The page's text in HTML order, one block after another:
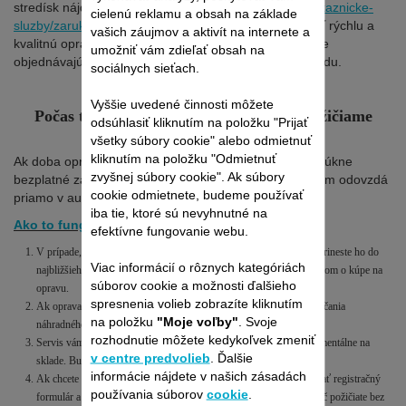
stredísk nájdete na adrese
https://www.rowenta.sk/zakaznicke-
sluzby/zaruka-opravy/opravy
. Aby bolo možné vykonať rýchlu a
kvalitnú opravu, autorizované servisné strediská denne
objednávajú náhradné diely priamo z centrálneho skladu.
Počas trvania záručnej opravy vám zapožičiame
náhradný vysávač.
Ak doba opravy bude dlhšia ako 7 dní, servis vám ponúkne
bezplatné zapožičanie náhradného vysávača, ktorý vám odovzdá
priamo v autorizovanom servisnom stredisku.
Ako to funguje:
V prípade, že váš zakúpený vysávač Rowenta prestane fungovať, prineste ho do
najbližšieho autorizovaného servisného strediska Rowenta s dokladom o kúpe na
opravu.
Ak oprava trvá dlhšie ako 7 dní, servis vám ponúkne službu zapožičania
náhradného vysávača.
Servis vám ponúkne zapožičanie náhradnej jednotky, ktorú má momentálne na
sklade. Bude to robotický alebo tyčový vysávač Rowenta.
Ak chcete požiadať o výpožičku, musíte v servise vyplniť a podpísať registračný
formulár a súhlasiť s podmienkami akcie vrátane toho, že si vysávač požičiate bez
cielenú reklamu a obsah na základe
vašich záujmov a aktivít na internete a
umožniť vám zdieľať obsah na
sociálnych sieťach.
Vyššie uvedené činnosti môžete
odsúhlasiť kliknutím na položku "Prijať
všetky súbory cookie" alebo odmietnuť
kliknutím na položku "Odmietnuť
zvyšnej súbory cookie". Ak súbory
cookie odmietnete, budeme používať
iba tie, ktoré sú nevyhnutné na
efektívne fungovanie webu.
Viac informácií o rôznych kategóriách
súborov cookie a možnosti ďalšieho
spresnenia volieb zobrazíte kliknutím
na položku "Moje voľby" . Svoje
rozhodnutie môžete kedykoľvek zmeniť
v centre predvolieb . Ďalšie
informácie nájdete v našich zásadách
používania súborov cookie.